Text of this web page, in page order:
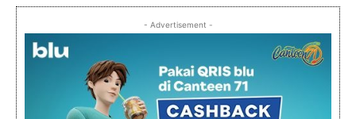
- Advertisement -